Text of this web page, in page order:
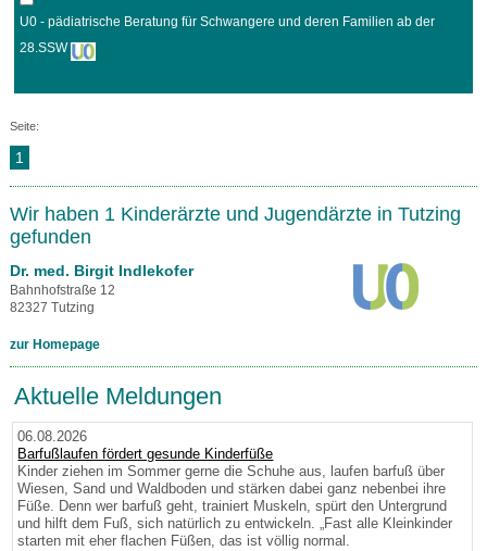
U0 - pädiatrische Beratung für Schwangere und deren Familien ab der
28.SSW
Seite:
1
Wir haben 1 Kinderärzte und Jugendärzte in Tutzing
gefunden
Dr. med. Birgit Indlekofer
Bahnhofstraße 12
82327 Tutzing
zur Homepage
Aktuelle Meldungen
06.08.2026
Barfußlaufen fördert gesunde Kinderfüße
Kinder ziehen im Sommer gerne die Schuhe aus, laufen barfuß über
Wiesen, Sand und Waldboden und stärken dabei ganz nebenbei ihre
Füße. Denn wer barfuß geht, trainiert Muskeln, spürt den Untergrund
und hilft dem Fuß, sich natürlich zu entwickeln. „Fast alle Kleinkinder
starten mit eher flachen Füßen, das ist völlig normal.